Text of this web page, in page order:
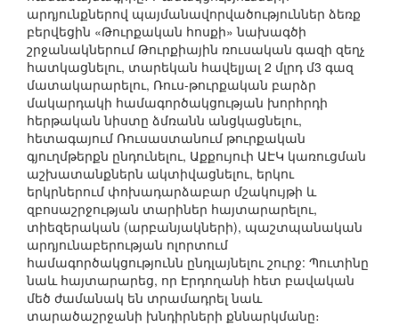
արդյունքներով պայմանավորվածություններ ձեռք
բերվեցին «Թուրքական հոսքի» նախագծի
շրջանակներում Թուրքիային ռուսական գազի զեղչ
հատկացնելու, տարեկան հավելյալ 2 մլրդ մ3 գազ
մատակարարելու, Ռուս-թուրքական բարձր
մակարդակի համագործակցության խորհրդի
հերթական նիստը ձմռանն անցկացնելու,
հետագայում Ռուսաստանում թուրքական
գյուղմթերքն ընդունելու, Աքքույուի ԱԷԿ կառուցման
աշխատանքներն ակտիվացնելու, երկու
երկրներում փոխադարձաբար մշակույթի և
զբոսաշրջության տարիներ հայտարարելու,
տիեզերական (արբանյակների), պաշտպանական
արդյունաբերության ոլորտում
համագործակցությունն ընդլայնելու շուրջ: Պուտինը
նաև հայտարարեց, որ Էրդողանի հետ բավական
մեծ ժամանակ են տրամադրել նաև
տարածաշրջանի խնդիրների քննարկմանը։